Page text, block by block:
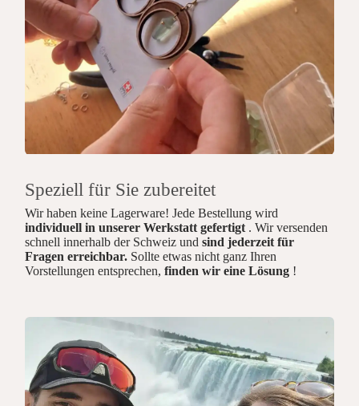
Speziell für Sie zubereitet
Wir haben keine Lagerware! Jede Bestellung wird
individuell in unserer Werkstatt gefertigt . Wir versenden
schnell innerhalb der Schweiz undsind jederzeit für
Fragen erreichbar. Sollte etwas nicht ganz Ihren
Vorstellungen entsprechen,finden wir eine Lösung !